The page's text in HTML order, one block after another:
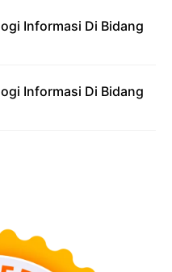
Informasi Di Bidang
Informasi Di Bidang